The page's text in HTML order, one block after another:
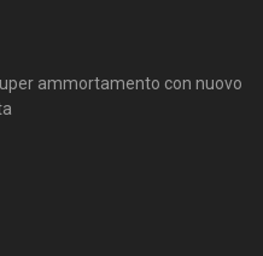
ammortamento con nuovo